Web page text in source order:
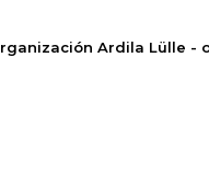
Ardila Lülle -